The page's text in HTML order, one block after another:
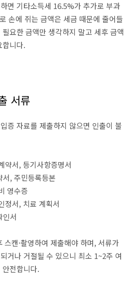
면 기타소득세 16.5%가 추가로 부과
손에 쥐는 금액은 세금 때문에 줄어들
요한 금액만 생각하지 말고 세후 금액
니다.
서류
증 자료를 제출하지 않으면 인출이 불
약서, 등기사항증명서
서, 주민등록등본
영수증
정서, 치료 계획서
인서
스캔·촬영하여 제출해야 하며, 서류가
거나 거절될 수 있으니 최소 1~2주 여
전합니다.